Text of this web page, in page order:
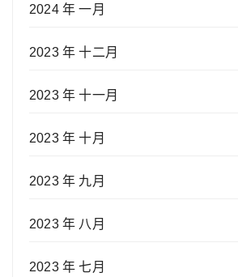
2024 年 一月
2023 年 十二月
2023 年 十一月
2023 年 十月
2023 年 九月
2023 年 八月
2023 年 七月